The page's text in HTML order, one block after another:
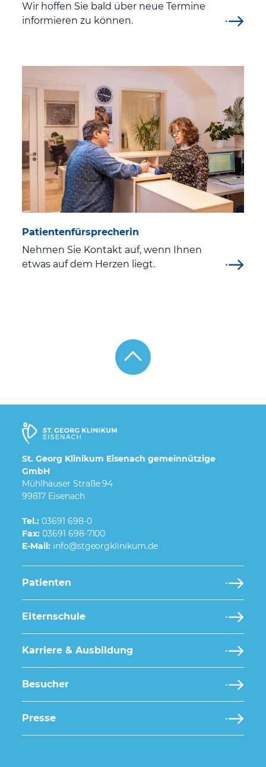
Wir hoffen Sie bald über neue Termine
informieren zu können.
Patientenfürsprecherin
Nehmen Sie Kontakt auf, wenn Ihnen
etwas auf dem Herzen liegt.
St. Georg Klinikum Eisenach gemeinnützige
GmbH
Mühlhäuser Straße 94
99817 Eisenach
Tel.: 03691 698-0
Fax: 03691 698-7100
E-Mail:
Patienten
Elternschule
Karriere & Ausbildung
Besucher
Presse